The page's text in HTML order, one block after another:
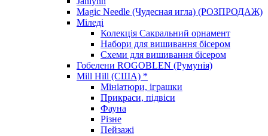
Magic Needle (Чудесная игла) (РОЗПРОДАЖ)
Міледі
Колекція Сакральний орнамент
Набори для вишивання бісером
Схеми для вишивання бісером
Гобелени ROGOBLEN (Румунія)
Mill Hill (США) *
Мініатюри, іграшки
Прикраси, підвіси
Фауна
Різне
Пейзажі